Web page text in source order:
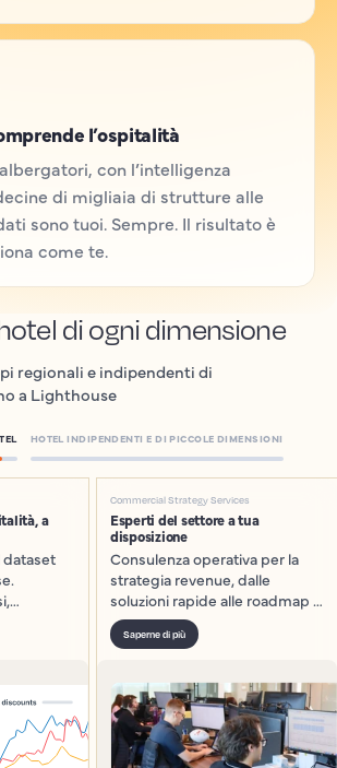
l’ospitalità
con l’intelligenza
di migliaia di strutture alle
sono tuoi. Sempre. Il risultato è
come te.
di ogni dimensione
regionali e indipendenti di
a Lighthouse
HOTEL INDIPENDENTI E DI PICCOLE DIMENSIONI
a
dataset
Commercial Strategy Services
Esperti del settore a tua
disposizione
Consulenza operativa per la
strategia revenue, dalle
soluzioni rapide alle roadmap a
lungo termine.
Saperne di più